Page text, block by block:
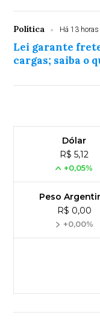
Política Há 13 horas
Lei garante
cargas; saiba o
Dólar
R$ 5,12
+0,05%
Peso
R$ 0,00
+0,00%